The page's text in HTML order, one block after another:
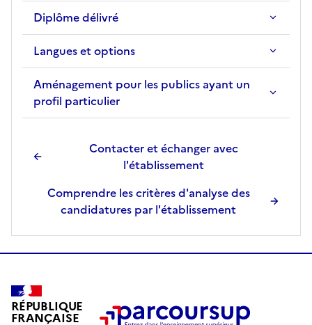
e
l
o
r
n
Diplôme délivré
Langues et options
Aménagement pour les publics ayant un
profil particulier
Contacter et échanger avec
l'établissement
Comprendre les critères d'analyse des
candidatures par l'établissement
RÉPUBLIQUE
FRANÇAISE